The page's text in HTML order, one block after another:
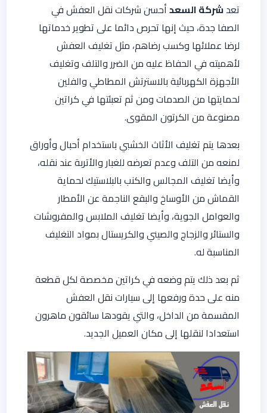
تعدشركة السعدأحسن شركات نقل العفش في
الصفا جدة، حيث إنها تحرص دائما على تطوير خدماتها
لرضا عملائها وكسب رضاهم، مثل تغليف العفش
لأهميته في الحفاظ عليه من الضرر والتلف وتغليف
الأجهزة الكهربائية بالاسترتش المطاطي والفلين
لحمايتها من الصدمات ومن ثم تعبئتها في كراتين
مصنوعة من الكرتون المقوى.
بعدها يتم تغليف الأثاث الخشبي باستخدام أحبال وأوراق
لمنعه من التلف وعدم تعرضه للغبار والأتربة عند نقله،
وأيضا تغليف المجالس والكنب بالبلاستيك لحماية
القماش من الأوساخ والبقع الناجمة عن الأمطار
والعوامل الجوية، وأيضا تغليف الملابس والمفروشات
والستائر والزجاج والصيني والكريستال بمواد التغليف
المناسبة له.
ثم بعد ذلك يتم وضعه في كراتين مخصصة لكل قطعة
منه على حدة ورفعها إلى سيارات نقل العفش
المقسمة من الداخل، والتي يقودها سائقون ماهرون
استعدادا لنقلها إلى مكان العميل الجديد.